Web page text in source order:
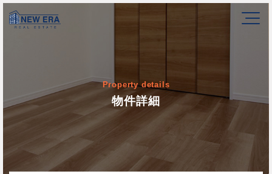
Property details
物件詳細